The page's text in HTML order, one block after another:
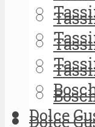
Dolce
Dolce